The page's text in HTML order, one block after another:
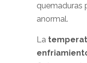
quemaduras
anormal.
La